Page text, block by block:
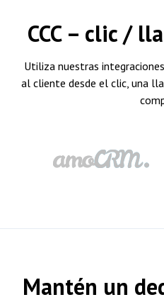
CCC – clic /
Utiliza nuestras
al cliente desde el clic, una
Mantén un